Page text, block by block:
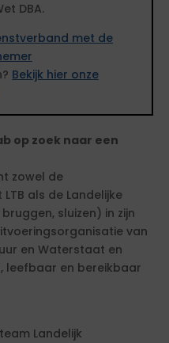
DBA.
met de
Bekijk hier onze
op zoek naar een
zowel de
als de Landelijke
sluizen) in zijn
van
en Waterstaat en
leefbaar en bereikbaar
Landelijk